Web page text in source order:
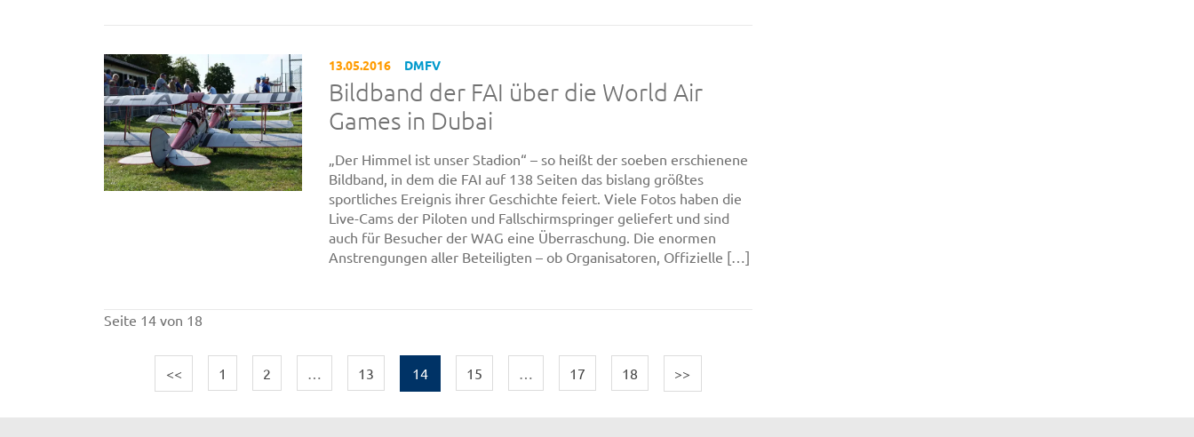
13.05.2016 DMFV
Bildband der FAI über die World Air
Games in Dubai
„Der Himmel ist unser Stadion“ – so heißt der soeben erschienene
Bildband, in dem die FAI auf 138 Seiten das bislang größtes
sportliches Ereignis ihrer Geschichte feiert. Viele Fotos haben die
Live-Cams der Piloten und Fallschirmspringer geliefert und sind
auch für Besucher der WAG eine Überraschung. Die enormen
Anstrengungen aller Beteiligten – ob Organisatoren, Offizielle […]
Seite 14 von 18
<< 1 2 … 13 14 15 … 17 18 >>